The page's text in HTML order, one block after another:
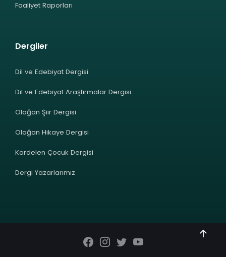
Faaliyet Raporları
Dergiler
Dil ve Edebiyat Dergisi
Dil ve Edebiyat Araştırmalar Dergisi
Olağan Şiir Dergisi
Olağan Hikaye Dergisi
Kardelen Çocuk Dergisi
Dergi Yazarlarımız